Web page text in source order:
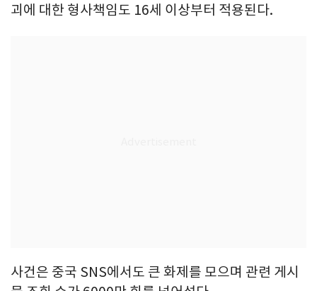
괴에 대한 형사책임도 16세 이상부터 적용된다.
사건은 중국 SNS에서도 큰 화제를 모으며 관련 게시